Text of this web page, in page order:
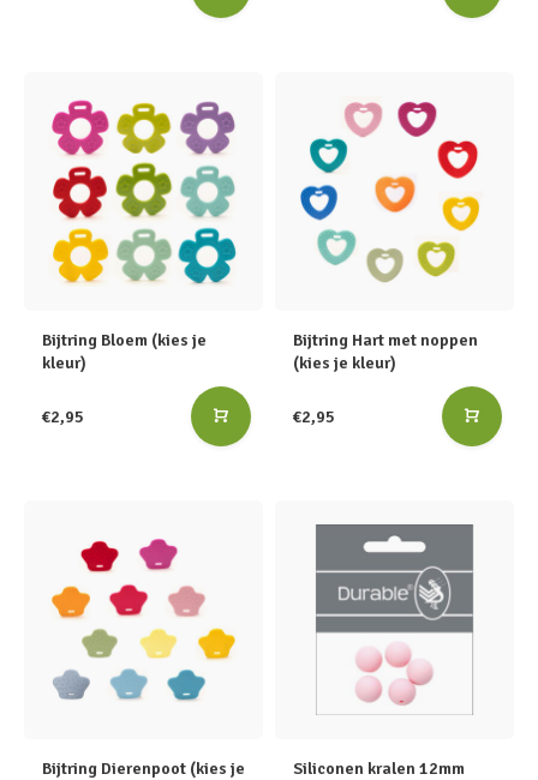
Bijtring Bloem (kies je
kleur)
€2,95
Bijtring Hart met noppen
(kies je kleur)
€2,95
Bijtring Dierenpoot (kies je
Siliconen kralen 12mm